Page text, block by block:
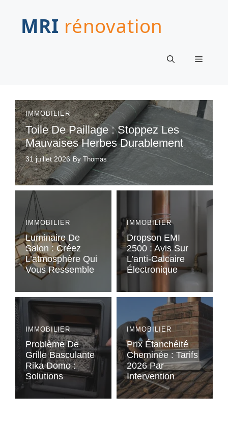
contenu
Menu
IMMOBILIER
Toile De Paillage : Stoppez Les
Mauvaises Herbes Durablement
31 juillet 2026 By Thomas
IMMOBILIER
Luminaire De
Salon : Créez
L’atmosphère Qui
Vous Ressemble
IMMOBILIER
Dropson EMI
2500 : Avis Sur
L’anti-Calcaire
Électronique
IMMOBILIER
Problème De
Grille Basculante
Rika Domo :
Solutions
IMMOBILIER
Prix Étanchéité
Cheminée : Tarifs
2026 Par
Intervention